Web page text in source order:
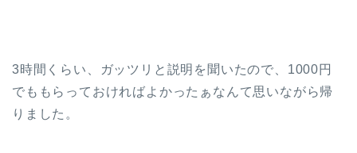
3時間くらい、ガッツリと説明を聞いたので、1000円
でももらっておければよかったぁなんて思いながら帰
りました。